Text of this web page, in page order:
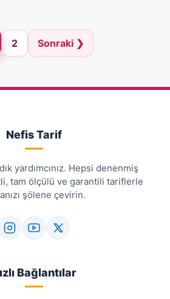
2 Sonraki ❯
Nefis Tarif
yardımcınız. Hepsi denenmiş
tam ölçülü ve garantili tariflerle
şölene çevirin.
Bağlantılar